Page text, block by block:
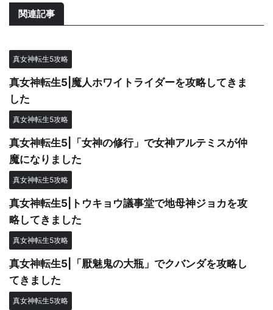
関連記事
真女神転生5攻略
真女神転生5|魔人ホワイトライダーを攻略してきま
した
真女神転生5攻略
真女神転生5|「女神の修行」で女神アルテミスが仲
魔になりました
真女神転生5攻略
真女神転生5|トウキョウ議事堂で地母神ジョカを攻
略してきました
真女神転生5攻略
真女神転生5|「厭魅鬼の大瓶」でクバンダを攻略し
てきました
真女神転生5攻略